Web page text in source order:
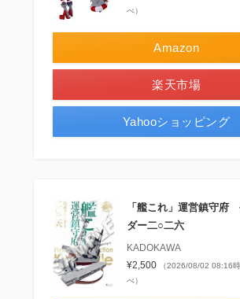
べ）
Amazon
楽天市場
Yahooショッピング
「艦これ」運営鎮守府
ダー二○二六
KADOKAWA
¥2,500
（2026/08/02 08:16
べ）